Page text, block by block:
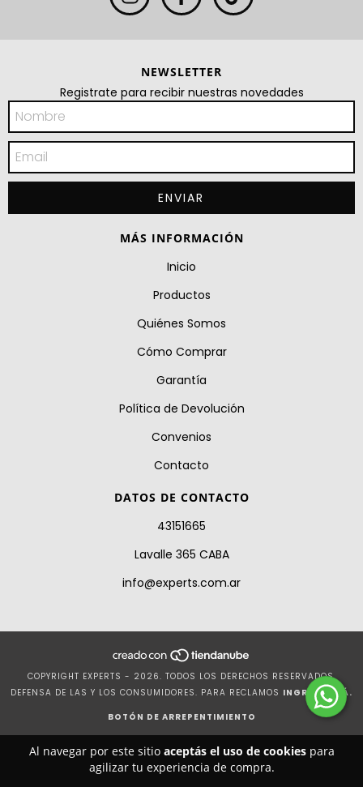
Al navegar por este sitio aceptás el uso de cookiespara
agilizar tu experiencia de compra.
NEWSLETTER
Registrate para recibir nuestras novedades
MÁS INFORMACIÓN
Inicio
Productos
Quiénes Somos
Cómo Comprar
Garantía
Política de Devolución
Convenios
Contacto
DATOS DE CONTACTO
43151665
Lavalle 365 CABA
info@experts.com.ar
COPYRIGHT EXPERTS - 2026. TODOS LOS DERECHOS RESERVADOS.
DEFENSA DE LAS Y LOS CONSUMIDORES. PARA RECLAMOS INGRESÁ ACÁ.
BOTÓN DE ARREPENTIMIENTO